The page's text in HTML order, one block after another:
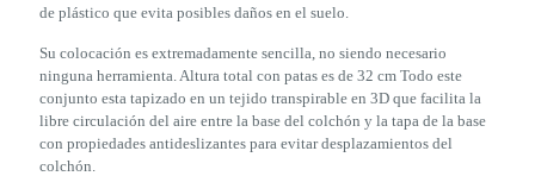
de plástico que evita posibles daños en el suelo.
Su colocación es extremadamente sencilla, no siendo necesario
ninguna herramienta. Altura total con patas es de 32 cm Todo este
conjunto esta tapizado en un tejido transpirable en 3D que facilita la
libre circulación del aire entre la base del colchón y la tapa de la base
con propiedades antideslizantes para evitar desplazamientos del
colchón.